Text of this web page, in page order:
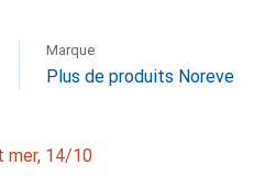
Marque
Plus de produits Noreve
mer, 14/10